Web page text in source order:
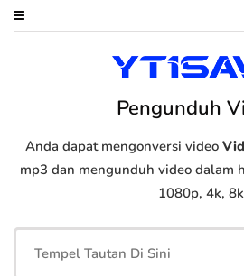
Pengunduh
Anda dapat mengonversi video
mp3 dan mengunduh video dalam
1080p, 4k,